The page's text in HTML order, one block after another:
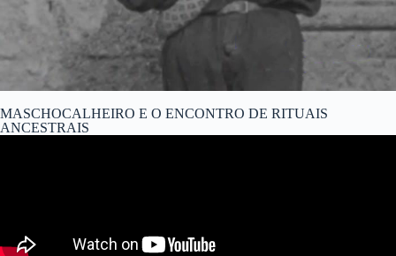
MASCHOCALHEIRO E O ENCONTRO DE RITUAIS
ANCESTRAIS